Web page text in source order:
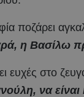
ποζάρει
η Βασίλω
ευχές στο
να